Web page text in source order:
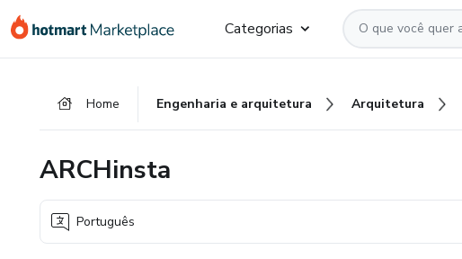
para
para
para
Categorias
Home Engenharia e arquitetura Arquitetura
ARCHinsta
Português